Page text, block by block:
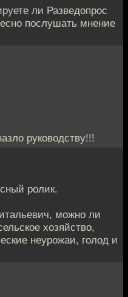
ли Разведопрос
послушать мнение
руководству!!!
ролик.
можно ли
хозяйство,
неурожаи, голод и